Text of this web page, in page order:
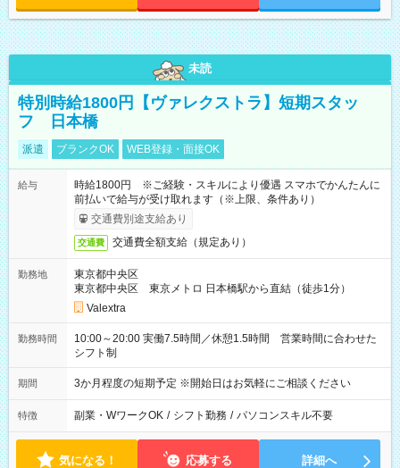
未読
特別時給1800円【ヴァレクストラ】短期スタッ
フ 日本橋
派遣 ブランクOK WEB登録・面接OK
給与
時給1800円 ※ご経験・スキルにより優遇 スマホでかんたんに
前払いで給与が受け取れます（※上限、条件あり）
交通費別途支給あり
交通費 交通費全額支給（規定あり）
勤務地
東京都中央区
東京都中央区 東京メトロ 日本橋駅から直結（徒歩1分）
Valextra
勤務時間
10:00～20:00 実働7.5時間／休憩1.5時間 営業時間に合わせた
シフト制
期間 3か月程度の短期予定 ※開始日はお気軽にご相談ください
特徴 副業・WワークOK / シフト勤務 / パソコンスキル不要
気になる！ 応募する 詳細へ